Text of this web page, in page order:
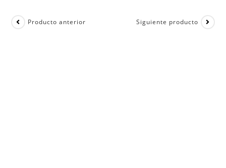
Producto anterior Siguiente producto